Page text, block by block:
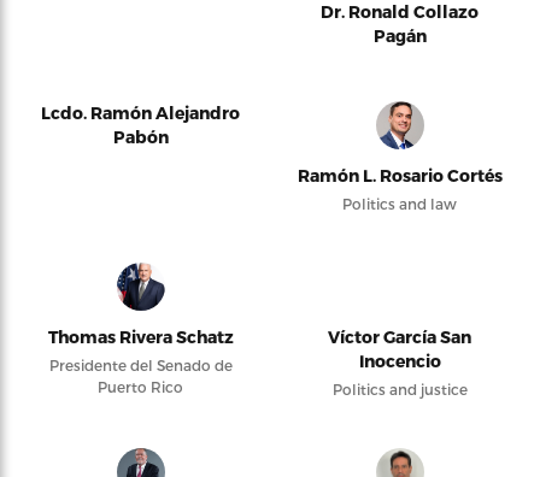
Dr. Ronald Collazo
Pagán
Lcdo. Ramón Alejandro
Pabón
Ramón L. Rosario Cortés
Politics and law
Thomas Rivera Schatz
Presidente del Senado de
Puerto Rico
Víctor García San
Inocencio
Politics and justice